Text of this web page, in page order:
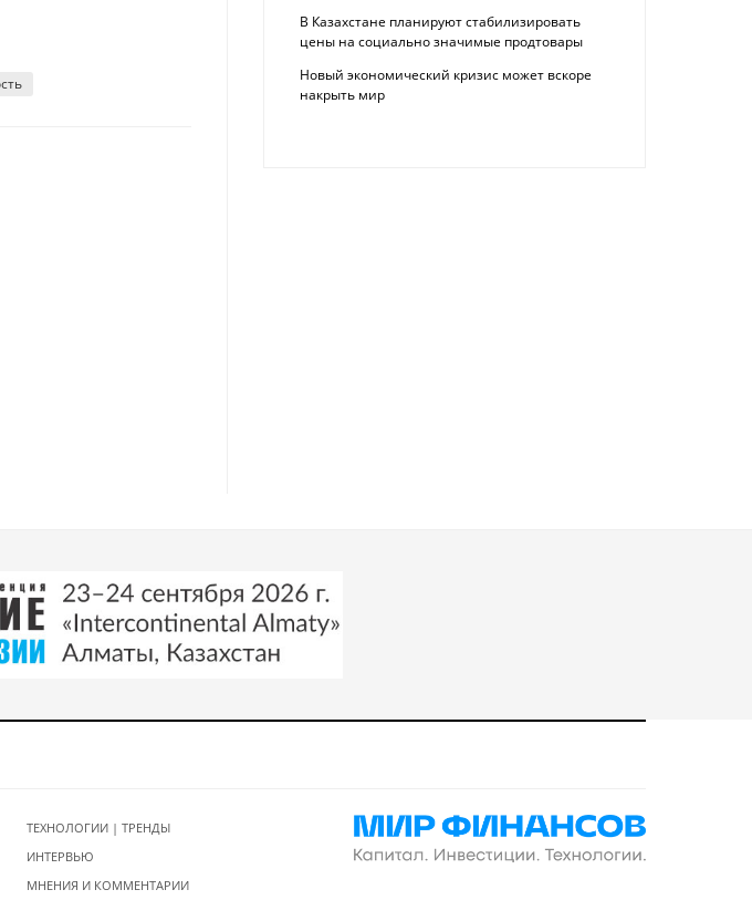
В Казахстане планируют стабилизировать
цены на социально значимые продтовары
Новый экономический кризис может вскоре
накрыть мир
ТЕХНОЛОГИИ | ТРЕНДЫ
ИНТЕРВЬЮ
МНЕНИЯ И КОММЕНТАРИИ